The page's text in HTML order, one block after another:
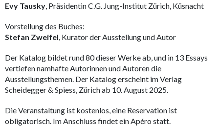
Evy Tausky, Präsidentin C.G. Jung-Institut Zürich, Küsnacht
Vorstellung des Buches:
Stefan Zweifel, Kurator der Ausstellung und Autor
Der Katalog bildet rund 80 dieser Werke ab, und in 13 Essays
vertiefen namhafte Autorinnen und Autoren die
Ausstellungsthemen. Der Katalog erscheint im Verlag
Scheidegger & Spiess, Zürich ab 10. August 2025.
Die Veranstaltung ist kostenlos, eine Reservation ist
obligatorisch. Im Anschluss findet ein Apéro statt.